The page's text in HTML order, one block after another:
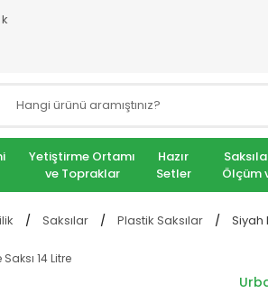
Yetiştirme Ortamı
ve Topraklar
Hazır
Setler
Ölçüm
Saksılar Plastik Saksılar Siyah